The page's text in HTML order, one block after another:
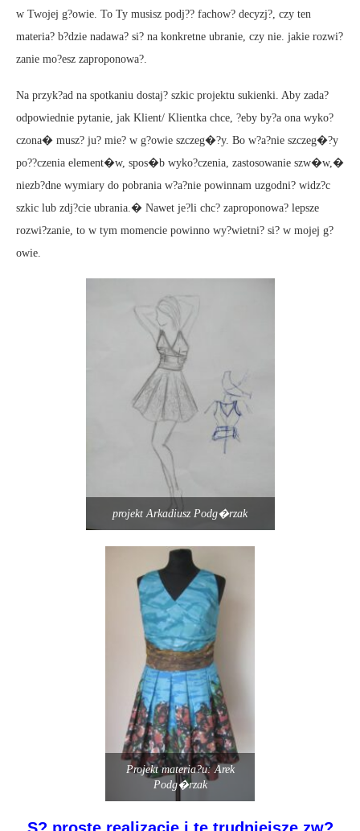
w Twojej g?owie. To Ty musisz podj?? fachow? decyzj?, czy ten
materia? b?dzie nadawa? si? na konkretne ubranie, czy nie. jakie rozwi?
zanie mo?esz zaproponowa?.
Na przyk?ad na spotkaniu dostaj? szkic projektu sukienki. Aby zada?
odpowiednie pytanie, jak Klient/ Klientka chce, ?eby by?a ona wyko?
czona� musz? ju? mie? w g?owie szczeg�?y. Bo w?a?nie szczeg�?y
po??czenia element�w, spos�b wyko?czenia, zastosowanie szw�w,�
niezb?dne wymiary do pobrania w?a?nie powinnam uzgodni? widz?c
szkic lub zdj?cie ubrania.� Nawet je?li chc? zaproponowa? lepsze
rozwi?zanie, to w tym momencie powinno wy?wietni? si? w mojej g?
owie.
projekt Arkadiusz Podg�rzak
Projekt materia?u: Arek
Podg�rzak